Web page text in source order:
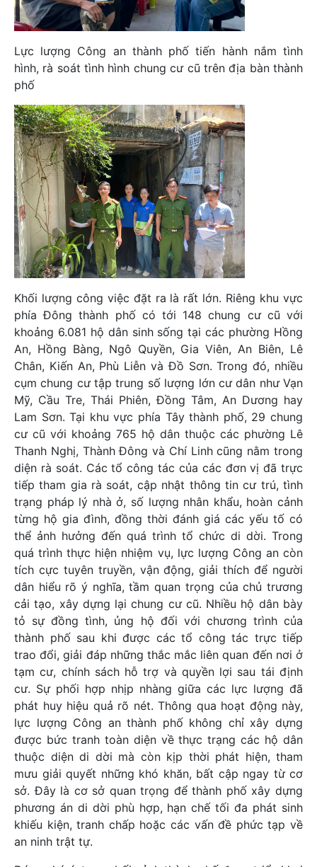
Lực lượng Công an thành phố tiến hành nắm tình
hình, rà soát tình hình chung cư cũ trên địa bàn thành
phố
Khối lượng công việc đặt ra là rất lớn. Riêng khu vực
phía Đông thành phố có tới 148 chung cư cũ với
khoảng 6.081 hộ dân sinh sống tại các phường Hồng
An, Hồng Bàng, Ngô Quyền, Gia Viên, An Biên, Lê
Chân, Kiến An, Phù Liễn và Đồ Sơn. Trong đó, nhiều
cụm chung cư tập trung số lượng lớn cư dân như Vạn
Mỹ, Cầu Tre, Thái Phiên, Đồng Tâm, An Dương hay
Lam Sơn. Tại khu vực phía Tây thành phố, 29 chung
cư cũ với khoảng 765 hộ dân thuộc các phường Lê
Thanh Nghị, Thành Đông và Chí Linh cũng nằm trong
diện rà soát. Các tổ công tác của các đơn vị đã trực
tiếp tham gia rà soát, cập nhật thông tin cư trú, tình
trạng pháp lý nhà ở, số lượng nhân khẩu, hoàn cảnh
từng hộ gia đình, đồng thời đánh giá các yếu tố có
thể ảnh hưởng đến quá trình tổ chức di dời. Trong
quá trình thực hiện nhiệm vụ, lực lượng Công an còn
tích cực tuyên truyền, vận động, giải thích để người
dân hiểu rõ ý nghĩa, tầm quan trọng của chủ trương
cải tạo, xây dựng lại chung cư cũ. Nhiều hộ dân bày
tỏ sự đồng tình, ủng hộ đối với chương trình của
thành phố sau khi được các tổ công tác trực tiếp
trao đổi, giải đáp những thắc mắc liên quan đến nơi ở
tạm cư, chính sách hỗ trợ và quyền lợi sau tái định
cư. Sự phối hợp nhịp nhàng giữa các lực lượng đã
phát huy hiệu quả rõ nét. Thông qua hoạt động này,
lực lượng Công an thành phố không chỉ xây dựng
được bức tranh toàn diện về thực trạng các hộ dân
thuộc diện di dời mà còn kịp thời phát hiện, tham
mưu giải quyết những khó khăn, bất cập ngay từ cơ
sở. Đây là cơ sở quan trọng để thành phố xây dựng
phương án di dời phù hợp, hạn chế tối đa phát sinh
khiếu kiện, tranh chấp hoặc các vấn đề phức tạp về
an ninh trật tự.